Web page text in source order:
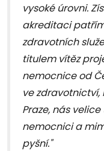
vysoké úrovni.
akreditaci
zdravotních
titulem vítěz
nemocnice od
ve zdravotnictví,
Praze, nás
nemocnici a
pyšní."